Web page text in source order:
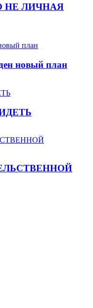
НЕ ЛИЧНАЯ
новый план